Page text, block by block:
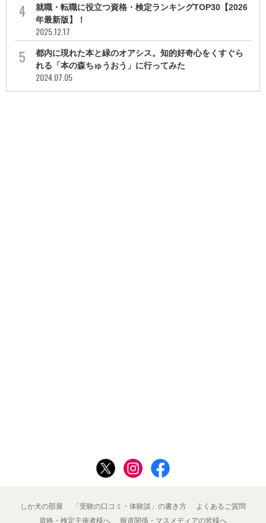
就職・転職に役立つ資格・検定ランキングTOP30【2026
年最新版】！
2025.12.17
都内に現れた本と緑のオアシス。知的好奇心をくすぐら
れる「本の森ちゅうおう」に行ってみた
2024.07.05
しか犬の部屋 「受験の口コミ・体験談」の書き方
よくあるご質問
資格・検定主催者様へ
報道関係・マスメディアの皆様へ